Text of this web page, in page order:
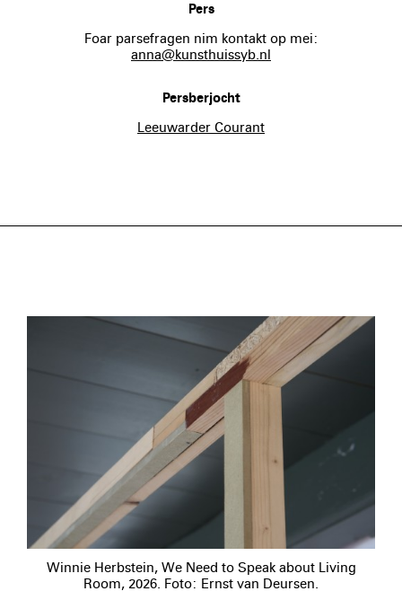
Pers
Foar parsefragen nim kontakt op mei:
anna@kunsthuissyb.nl
Persberjocht
Leeuwarder Courant
Winnie Herbstein, We Need to Speak about Living
Room, 2026. Foto: Ernst van Deursen.